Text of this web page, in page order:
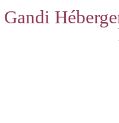
Gandi